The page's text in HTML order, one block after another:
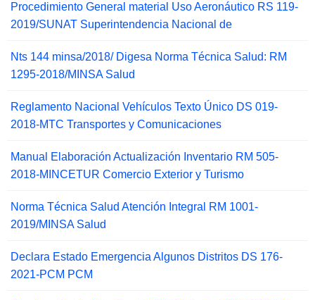
Procedimiento General material Uso Aeronáutico RS 119-
2019/SUNAT Superintendencia Nacional de
Nts 144 minsa/2018/ Digesa Norma Técnica Salud: RM
1295-2018/MINSA Salud
Reglamento Nacional Vehículos Texto Único DS 019-
2018-MTC Transportes y Comunicaciones
Manual Elaboración Actualización Inventario RM 505-
2018-MINCETUR Comercio Exterior y Turismo
Norma Técnica Salud Atención Integral RM 1001-
2019/MINSA Salud
Declara Estado Emergencia Algunos Distritos DS 176-
2021-PCM PCM